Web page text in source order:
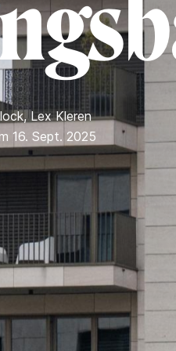
,Lex Kleren
16. Sept. 2025